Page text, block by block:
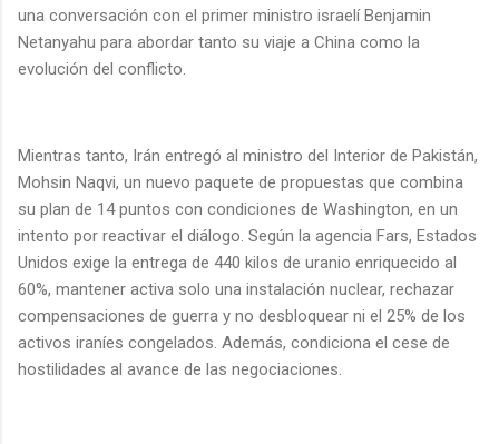
una conversación con el primer ministro israelí Benjamin
Netanyahu para abordar tanto su viaje a China como la
evolución del conflicto.
Mientras tanto, Irán entregó al ministro del Interior de Pakistán,
Mohsin Naqvi, un nuevo paquete de propuestas que combina
su plan de 14 puntos con condiciones de Washington, en un
intento por reactivar el diálogo. Según la agencia Fars, Estados
Unidos exige la entrega de 440 kilos de uranio enriquecido al
60%, mantener activa solo una instalación nuclear, rechazar
compensaciones de guerra y no desbloquear ni el 25% de los
activos iraníes congelados. Además, condiciona el cese de
hostilidades al avance de las negociaciones.